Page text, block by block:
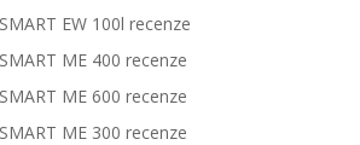
EW 100l recenze
ME 400 recenze
ME 600 recenze
ME 300 recenze